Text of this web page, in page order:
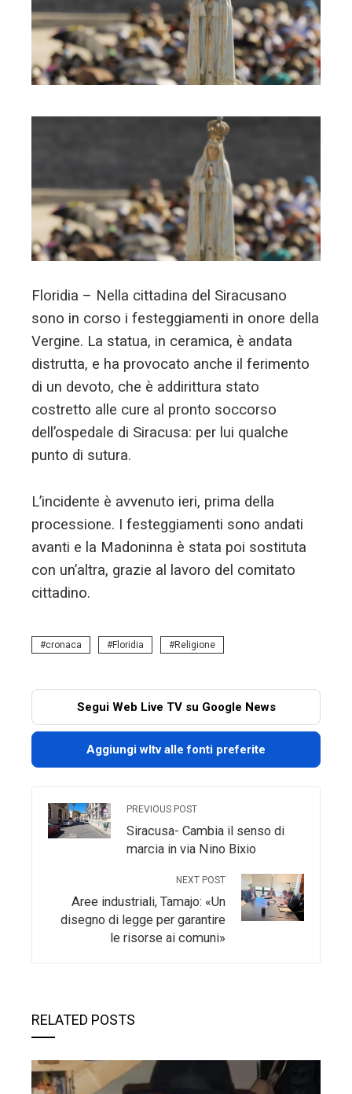
Floridia – Nella cittadina del Siracusano
sono in corso i festeggiamenti in onore della
Vergine. La statua, in ceramica, è andata
distrutta, e ha provocato anche il ferimento
di un devoto, che è addirittura stato
costretto alle cure al pronto soccorso
dell’ospedale di Siracusa: per lui qualche
punto di sutura.
L’incidente è avvenuto ieri, prima della
processione. I festeggiamenti sono andati
avanti e la Madoninna è stata poi sostituta
con un’altra, grazie al lavoro del comitato
cittadino.
cronaca Floridia Religione
Segui Web Live TV su Google News
Aggiungi wltv alle fonti preferite
PREVIOUS POST
Siracusa- Cambia il senso di
marcia in via Nino Bixio
NEXT POST
Aree industriali, Tamajo: «Un
disegno di legge per garantire
le risorse ai comuni»
RELATED POSTS